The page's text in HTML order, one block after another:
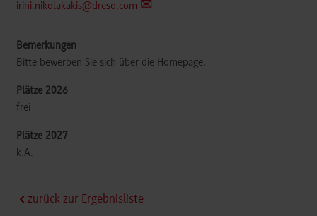
irini.nikolakakis@dreso.com
Bitte bewerben Sie sich über die Homepage.
frei
k.A.
zurück zur Ergebnisliste